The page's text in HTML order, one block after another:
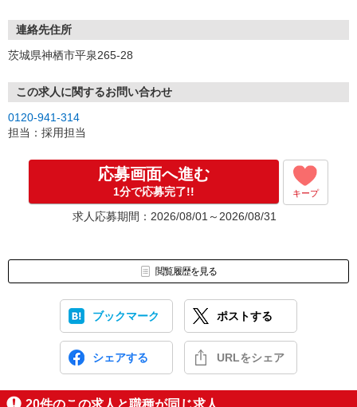
連絡先住所
茨城県神栖市平泉265-28
この求人に関するお問い合わせ
0120-941-314
担当：採用担当
応募画面へ進む
1分で応募完了!! キープ
求人応募期間：2026/08/01～2026/08/31
閲覧履歴を見る
ブックマーク ポストする
シェアする URLをシェア
20件のこの求人と職種が同じ求人